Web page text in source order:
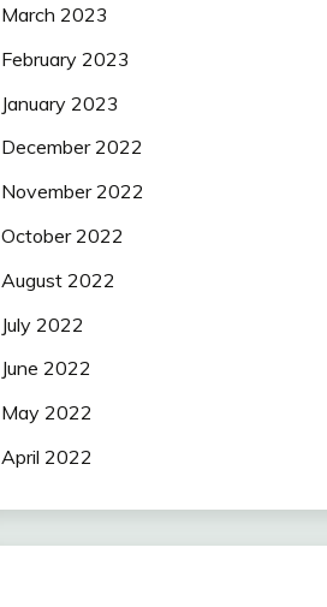
March 2023
February 2023
January 2023
December 2022
November 2022
October 2022
August 2022
July 2022
June 2022
May 2022
April 2022